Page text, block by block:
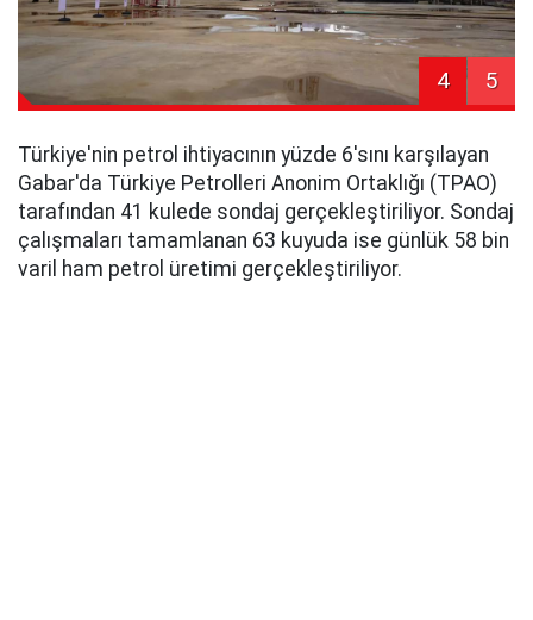
4 5
Türkiye'nin petrol ihtiyacının yüzde 6'sını karşılayan
Gabar'da Türkiye Petrolleri Anonim Ortaklığı (TPAO)
tarafından 41 kulede sondaj gerçekleştiriliyor. Sondaj
çalışmaları tamamlanan 63 kuyuda ise günlük 58 bin
varil ham petrol üretimi gerçekleştiriliyor.